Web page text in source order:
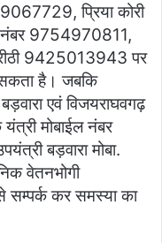
प्रिया कोरी
नंबर 9754970811,
9425013943 पर
है। जबकि
एवं विजयराघवगढ़
मोबाईल नंबर
बड़वारा मोबा.
वेतनभोगी
कर समस्या का